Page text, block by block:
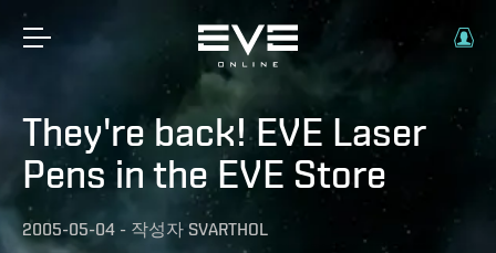
They're back! EVE Laser
Pens in the EVE Store
2005-05-04 - 작성자 SVARTHOL